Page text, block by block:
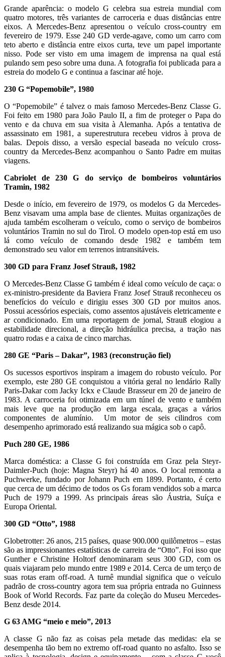
Grande aparência: o modelo G celebra sua estreia mundial com
quatro motores, três variantes de carroceria e duas distâncias entre
eixos. A Mercedes-Benz apresentou o veículo cross-country em
fevereiro de 1979. Esse 240 GD verde-agave, como um carro com
teto aberto e distância entre eixos curta, teve um papel importante
nisso. Pode ser visto em uma imagem de imprensa na qual está
pulando sem peso sobre uma duna. A fotografia foi publicada para a
estreia do modelo G e continua a fascinar até hoje.
230 G “Popemobile”, 1980
O “Popemobile” é talvez o mais famoso Mercedes-Benz Classe G.
Foi feito em 1980 para João Paulo II, a fim de proteger o Papa do
vento e da chuva em sua visita à Alemanha. Após a tentativa de
assassinato em 1981, a superestrutura recebeu vidros à prova de
balas. Depois disso, a versão especial baseada no veículo cross-
country da Mercedes-Benz acompanhou o Santo Padre em muitas
viagens.
Cabriolet de 230 G do serviço de bombeiros voluntários
Tramin, 1982
Desde o início, em fevereiro de 1979, os modelos G da Mercedes-
Benz visavam uma ampla base de clientes. Muitas organizações de
ajuda também escolheram o veículo, como o serviço de bombeiros
voluntários Tramin no sul do Tirol. O modelo open-top está em uso
lá como veículo de comando desde 1982 e também tem
demonstrado seu valor em terrenos intransitáveis.
300 GD para Franz Josef Strauß, 1982
O Mercedes-Benz Classe G também é ideal como veículo de caça: o
ex-ministro-presidente da Baviera Franz Josef Strauß reconheceu os
benefícios do veículo e dirigiu esses 300 GD por muitos anos.
Possui acessórios especiais, como assentos ajustáveis eletricamente e
ar condicionado. Em uma reportagem de jornal, Strauß elogiou a
estabilidade direcional, a direção hidráulica precisa, a tração nas
quatro rodas e a caixa de cinco marchas.
280 GE “Paris – Dakar”, 1983 (reconstrução fiel)
Os sucessos esportivos inspiram a imagem do robusto veículo. Por
exemplo, este 280 GE conquistou a vitória geral no lendário Rally
Paris-Dakar com Jacky Ickx e Claude Brasseur em 20 de janeiro de
1983. A carroceria foi otimizada em um túnel de vento e também
mais leve que na produção em larga escala, graças a vários
componentes de alumínio. Um motor de seis cilindros com
desempenho aprimorado está realizando sua mágica sob o capô.
Puch 280 GE, 1986
Marca doméstica: a Classe G foi construída em Graz pela Steyr-
Daimler-Puch (hoje: Magna Steyr) há 40 anos. O local remonta a
Puchwerke, fundado por Johann Puch em 1899. Portanto, é certo
que cerca de um décimo de todos os Gs foram vendidos sob a marca
Puch de 1979 a 1999. As principais áreas são Áustria, Suíça e
Europa Oriental.
300 GD “Otto”, 1988
Globetrotter: 26 anos, 215 países, quase 900.000 quilômetros – estas
são as impressionantes estatísticas de carreira de “Otto”. Foi isso que
Gunther e Christine Holtorf denominaram seus 300 GD, com os
quais viajaram pelo mundo entre 1989 e 2014. Cerca de um terço de
suas rotas eram off-road. A turnê mundial significa que o veículo
padrão de cross-country agora tem sua própria entrada no Guinness
Book of World Records. Faz parte da coleção do Museu Mercedes-
Benz desde 2014.
G 63 AMG “meio e meio”, 2013
A classe G não faz as coisas pela metade das medidas: ela se
desempenha tão bem no extremo off-road quanto no asfalto. Isso se